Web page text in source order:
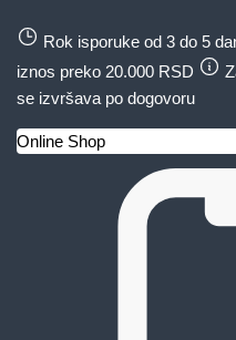
Rok isporuke od 3 do 5
iznos preko 20.000 RSD
se izvršava po dogovoru
Online Shop